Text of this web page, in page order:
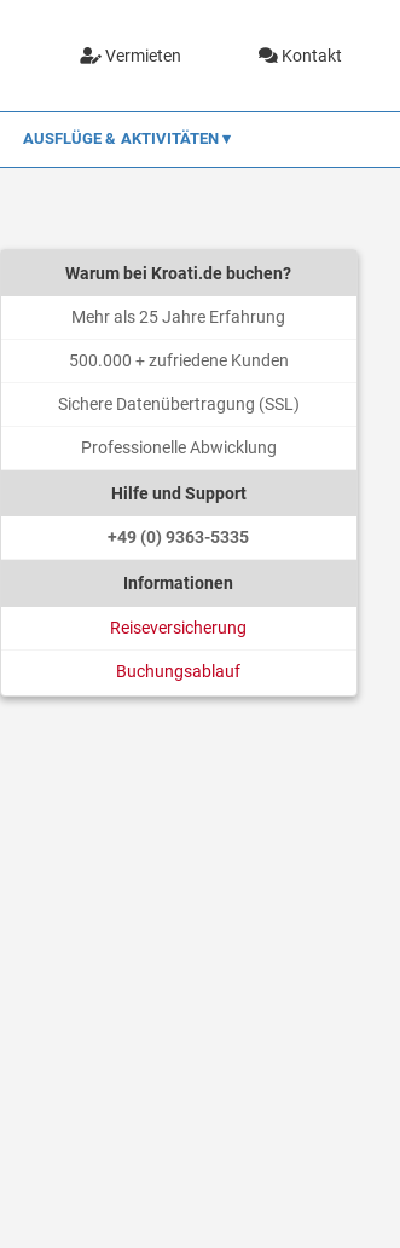
Vermieten Kontakt
AUSFLÜGE & AKTIVITÄTEN
Warum bei Kroati.de buchen?
Mehr als 25 Jahre Erfahrung
500.000 + zufriedene Kunden
Sichere Datenübertragung (SSL)
Professionelle Abwicklung
Hilfe und Support
+49 (0) 9363-5335
Informationen
Reiseversicherung
Buchungsablauf